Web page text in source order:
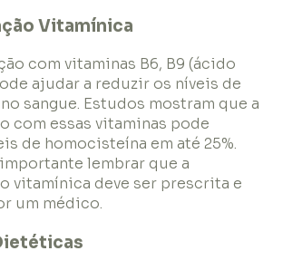
Vitamínica
com vitaminas B6, B9 (ácido
ajudar a reduzir os níveis de
sangue. Estudos mostram que a
com essas vitaminas pode
de homocisteína em até 25%.
lembrar que a
vitamínica deve ser prescrita e
um médico.